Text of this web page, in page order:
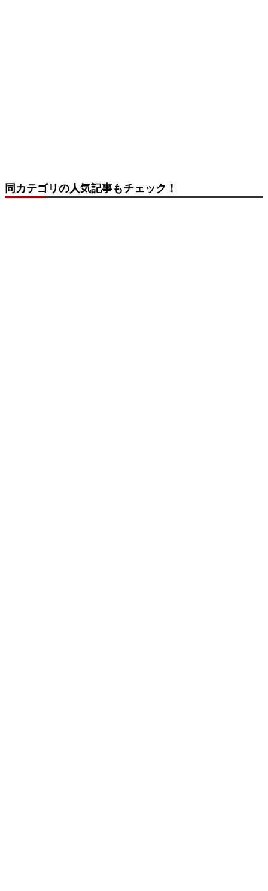
同カテゴリの人気記事もチェック！